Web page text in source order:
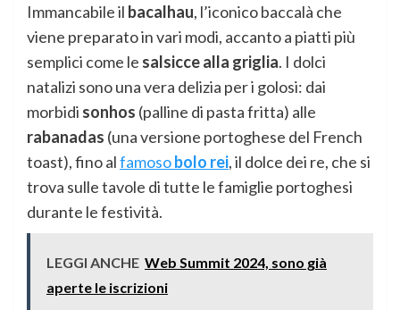
Immancabile il bacalhau, l’iconico baccalà che
viene preparato in vari modi, accanto a piatti più
semplici come le salsicce alla griglia. I dolci
natalizi sono una vera delizia per i golosi: dai
morbidi sonhos (palline di pasta fritta) alle
rabanadas (una versione portoghese del French
toast), fino alfamosobolo rei, il dolce dei re, che si
trova sulle tavole di tutte le famiglie portoghesi
durante le festività.
LEGGI ANCHE Web Summit 2024, sono già
aperte le iscrizioni